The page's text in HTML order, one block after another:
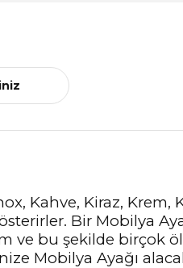
Kahve, Kiraz, Krem,
Bir Mobilya
ve bu şekilde birçok
Mobilya Ayağı